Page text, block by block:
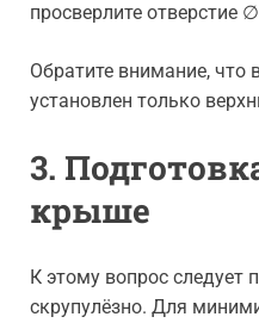
просверлите отверстие
Обратите внимание, что
установлен только
3.
крыше
К этому вопрос следует
скрупулёзно. Для